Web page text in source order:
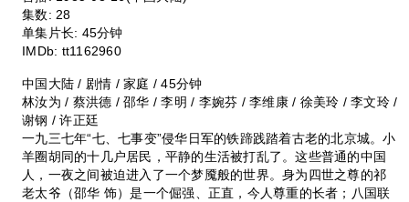
集数: 28
单集片长: 45分钟
IMDb: tt1162960
中国大陆 / 剧情 / 家庭 / 45分钟
林汝为 / 蔡洪德 / 邵华 / 李明 / 李婉芬 / 李维康 / 徐美玲 / 李文玲 /
谢钢 / 许正廷
一九三七年“七、七事变”侵华日军的铁蹄践踏着古老的北京城。小
羊圈胡同的十几户居民，平静的生活被打乱了。这些普通的中国
人，一夜之间被迫进入了一个梦魇般的世界。身为四世之尊的祁
老太爷（邵华 饰）是一个倔强、正直，今人尊重的长者；八国联